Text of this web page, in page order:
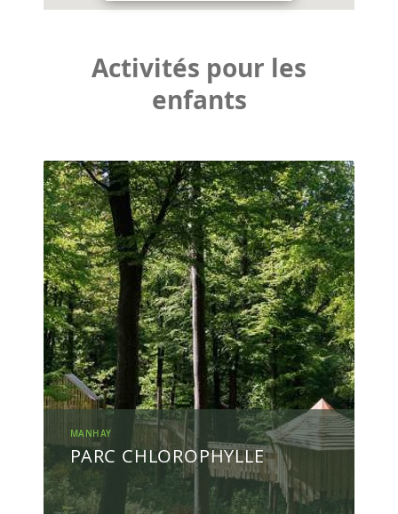
Activités pour les
enfants
MANHAY
PARC CHLOROPHYLLE